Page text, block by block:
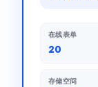
在线表单
20
存储空间